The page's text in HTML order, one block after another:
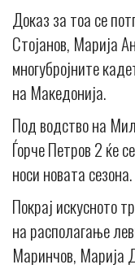
Доказ за тоа се
Стојанов, Марија
многубројните
на Македонија.
Под водство на
Ѓорче Петров 2 ќе
носи новата сезона.
Покрај искусното
на располагање
Маринчов, Марија